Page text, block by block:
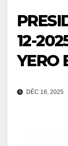
12-
YERO
DÉC 16, 2025